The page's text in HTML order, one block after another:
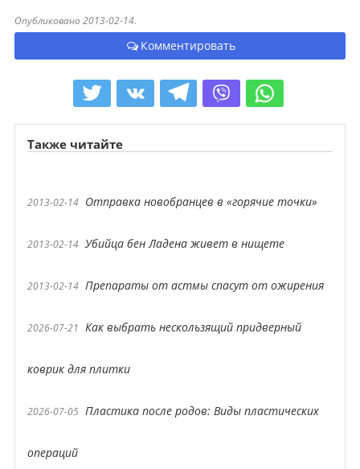
Опубликовано 2013-02-14.
Комментировать
Также читайте
2013-02-14 Отправка новобранцев в «горячие точки»
2013-02-14 Убийца бен Ладена живет в нищете
2013-02-14 Препараты от астмы спасут от ожирения
2026-07-21 Как выбрать нескользящий придверный
коврик для плитки
2026-07-05 Пластика после родов: Виды пластических
операций